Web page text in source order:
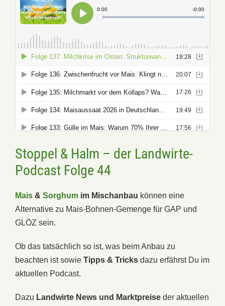
Stoppel & Halm – der Landwirte-
Podcast Folge 44
Mais & Sorghum im Mischanbau können eine
Alternative zu Mais-Bohnen-Gemenge für GAP und
GLÖZ sein.
Ob das tatsächlich so ist, was beim Anbau zu
beachten ist sowie Tipps & Tricks dazu erfährst Du im
aktuellen Podcast.
Dazu Landwirte News und Marktpreise der aktuellen